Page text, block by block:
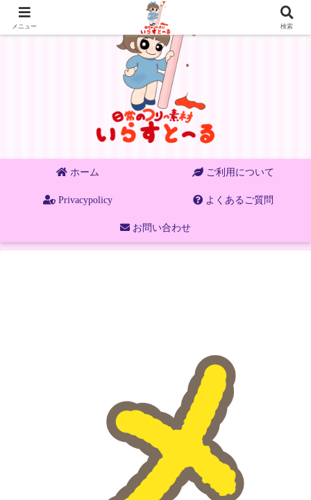
ホーム ご利用について
Privacypolicy よくあるご質問
お問い合わせ
メニュー 検索